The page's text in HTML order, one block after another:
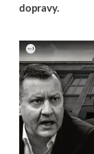
dopravy.